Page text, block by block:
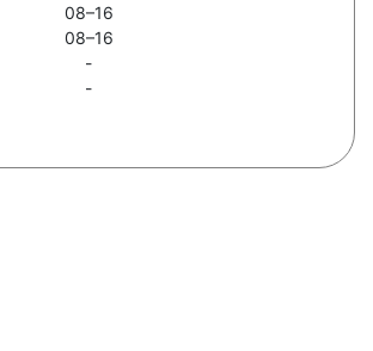
08–16
08–16
-
-